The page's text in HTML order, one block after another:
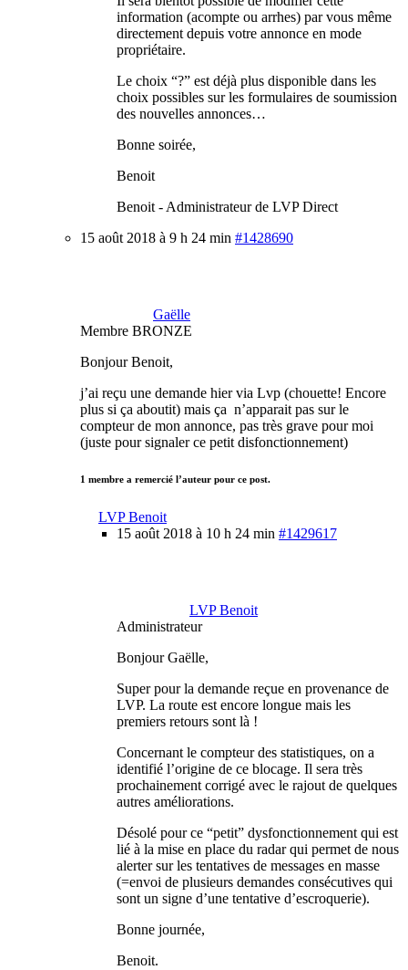
information (acompte ou arrhes) par vous même
directement depuis votre annonce en mode
propriétaire.
Le choix “?” est déjà plus disponible dans les
choix possibles sur les formulaires de soumission
des nouvelles annonces…
Bonne soirée,
Benoit
Benoit - Administrateur de LVP Direct
15 août 2018 à 9 h 24 min #1428690
Gaëlle
Membre BRONZE
Bonjour Benoit,
j’ai reçu une demande hier via Lvp (chouette! Encore
plus si ça aboutit) mais ça n’apparait pas sur le
compteur de mon annonce, pas très grave pour moi
(juste pour signaler ce petit disfonctionnement)
1 membre a remercié l’auteur pour ce post.
LVP Benoit
15 août 2018 à 10 h 24 min #1429617
LVP Benoit
Administrateur
Bonjour Gaëlle,
Super pour la demande reçue en provenance de
LVP. La route est encore longue mais les
premiers retours sont là !
Concernant le compteur des statistiques, on a
identifié l’origine de ce blocage. Il sera très
prochainement corrigé avec le rajout de quelques
autres améliorations.
Désolé pour ce “petit” dysfonctionnement qui est
lié à la mise en place du radar qui permet de nous
alerter sur les tentatives de messages en masse
(=envoi de plusieurs demandes consécutives qui
sont un signe d’une tentative d’escroquerie).
Bonne journée,
Benoit.